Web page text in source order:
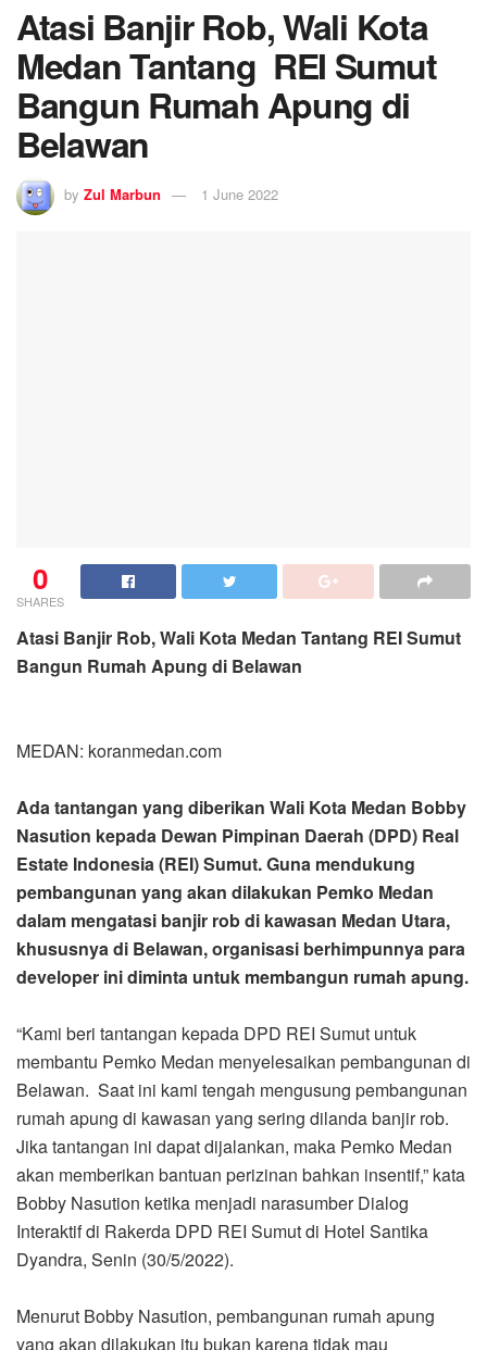
Atasi Banjir Rob, Wali Kota
Medan Tantang REI Sumut
Bangun Rumah Apung di
Belawan
by Zul Marbun 1 June 2022
0
SHARES
Atasi Banjir Rob, Wali Kota Medan Tantang REI Sumut
Bangun Rumah Apung di Belawan
MEDAN: koranmedan.com
Ada tantangan yang diberikan Wali Kota Medan Bobby
Nasution kepada Dewan Pimpinan Daerah (DPD) Real
Estate Indonesia (REI) Sumut. Guna mendukung
pembangunan yang akan dilakukan Pemko Medan
dalam mengatasi banjir rob di kawasan Medan Utara,
khususnya di Belawan, organisasi berhimpunnya para
developer ini diminta untuk membangun rumah apung.
“Kami beri tantangan kepada DPD REI Sumut untuk
membantu Pemko Medan menyelesaikan pembangunan di
Belawan. Saat ini kami tengah mengusung pembangunan
rumah apung di kawasan yang sering dilanda banjir rob.
Jika tantangan ini dapat dijalankan, maka Pemko Medan
akan memberikan bantuan perizinan bahkan insentif,” kata
Bobby Nasution ketika menjadi narasumber Dialog
Interaktif di Rakerda DPD REI Sumut di Hotel Santika
Dyandra, Senin (30/5/2022).
Menurut Bobby Nasution, pembangunan rumah apung
yang akan dilakukan itu bukan karena tidak mau